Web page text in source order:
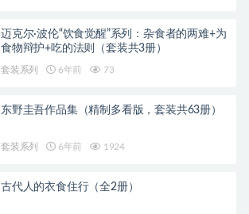
迈克尔·波伦“饮食觉醒”系列：杂食者的两难+为
食物辩护+吃的法则（套装共3册）
套装系列 6年前 73
东野圭吾作品集（精制多看版，套装共63册）
套装系列 6年前 1924
古代人的衣食住行（全2册）